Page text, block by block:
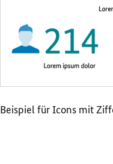
Beispiel für Icons mit